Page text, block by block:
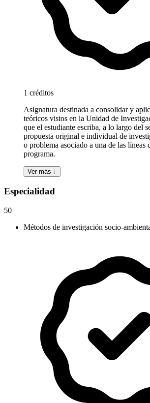
1 créditos
Asignatura destinada a consolidar y
teóricos vistos en la Unidad de
que el estudiante escriba, a lo largo del
propuesta original e individual de
o problema asociado a una de las líneas
programa.
Ver más ↓
Especialidad
50
Métodos de investigación socio-